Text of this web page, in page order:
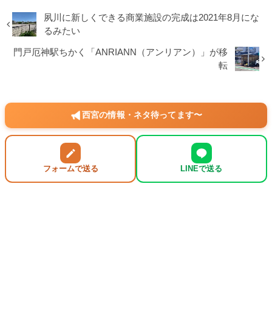
夙川に新しくできる商業施設の完成は2021年8月にな
るみたい
門戸厄神駅ちかく「ANRIANN（アンリアン）」が移
転
西宮の情報・ネタ待ってます〜
フォームで送る LINEで送る